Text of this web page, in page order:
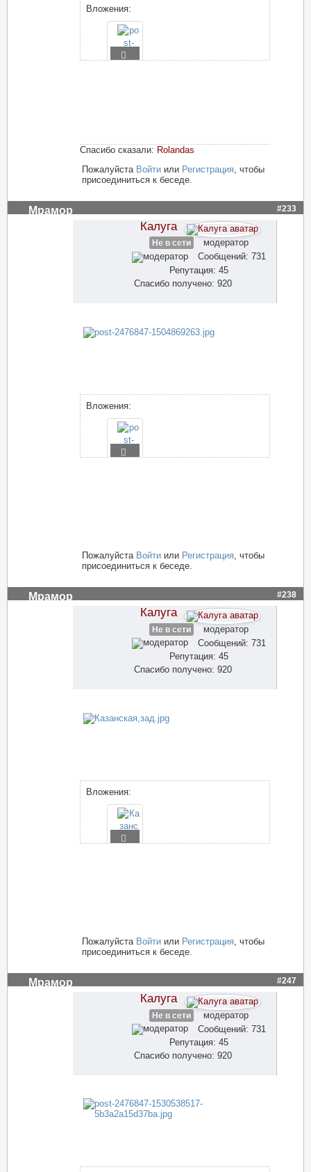
Вложения:
Спасибо сказали: Rolandas
Пожалуйста Войти или Регистрация , чтобы
присоединиться к беседе.
Мрамор #233
Калуга
Не в сети
модератор
Сообщений: 731
Репутация: 45
Спасибо получено: 920
Вложения:
Пожалуйста Войти или Регистрация , чтобы
присоединиться к беседе.
Мрамор #238
Калуга
Не в сети
модератор
Сообщений: 731
Репутация: 45
Спасибо получено: 920
Вложения:
Пожалуйста Войти или Регистрация, чтобы
присоединиться к беседе.
Мрамор #247
Калуга
Не в сети
модератор
Сообщений: 731
Репутация: 45
Спасибо получено: 920